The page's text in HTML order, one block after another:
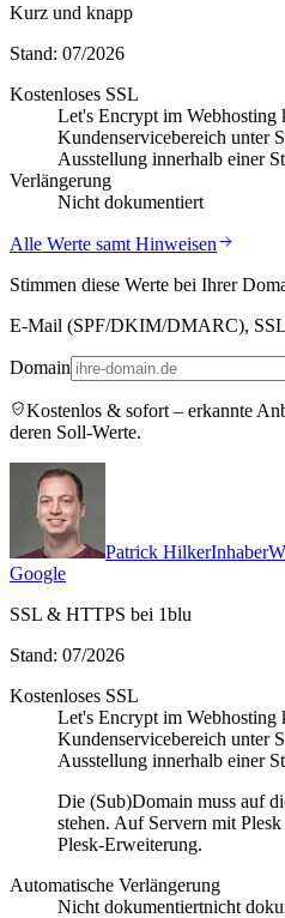
Kurz und knapp
Stand: 07/2026
Kostenloses SSL
Let's Encrypt im Webhosting
Kundenservicebereich unter
Ausstellung innerhalb einer
Verlängerung
Nicht dokumentiert
Alle Werte samt Hinweisen
Stimmen diese Werte bei Ihrer
E-Mail (SPF/DKIM/DMARC),
Domain
Kostenlos & sofort – erkannte
deren Soll-Werte.
Patrick HilkerInhaber
Google
SSL & HTTPS bei 1blu
Stand: 07/2026
Kostenloses SSL
Let's Encrypt im Webhosting
Kundenservicebereich unter
Ausstellung innerhalb einer
Die (Sub)Domain muss auf
stehen. Auf Servern mit
Plesk-Erweiterung.
Automatische Verlängerung
Nicht dokumentiertnicht